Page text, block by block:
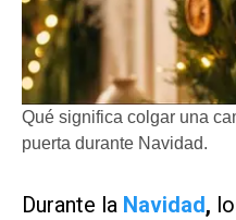
Qué significa colgar una
puerta durante Navidad.
Durante la Navidad,